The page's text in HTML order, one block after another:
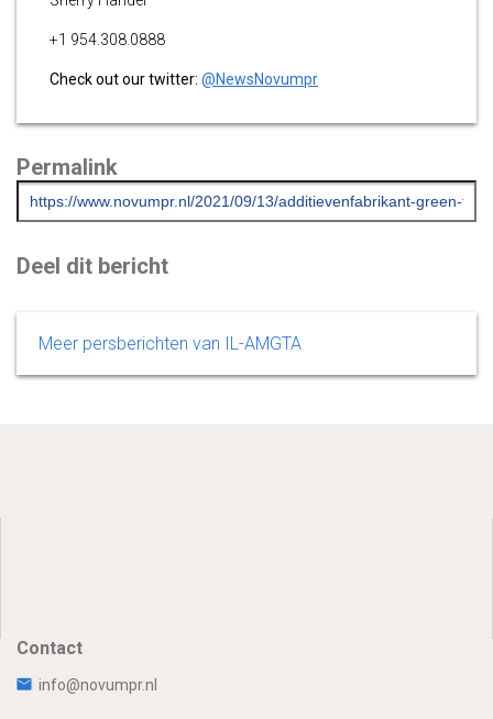
+1 954.308.0888
Check out our twitter: @NewsNovumpr
Permalink
Deel dit bericht
Meer persberichten van IL-AMGTA
Contact
info@novumpr.nl